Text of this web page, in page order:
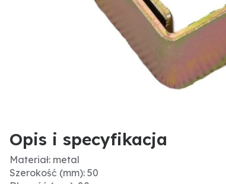
Opis i specyfikacja
Materiał: metal
Szerokość (mm): 50